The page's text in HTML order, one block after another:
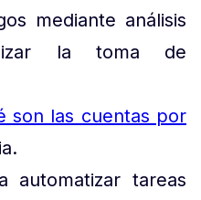
mediante análisis
la toma de
son las cuentas por
automatizar tareas